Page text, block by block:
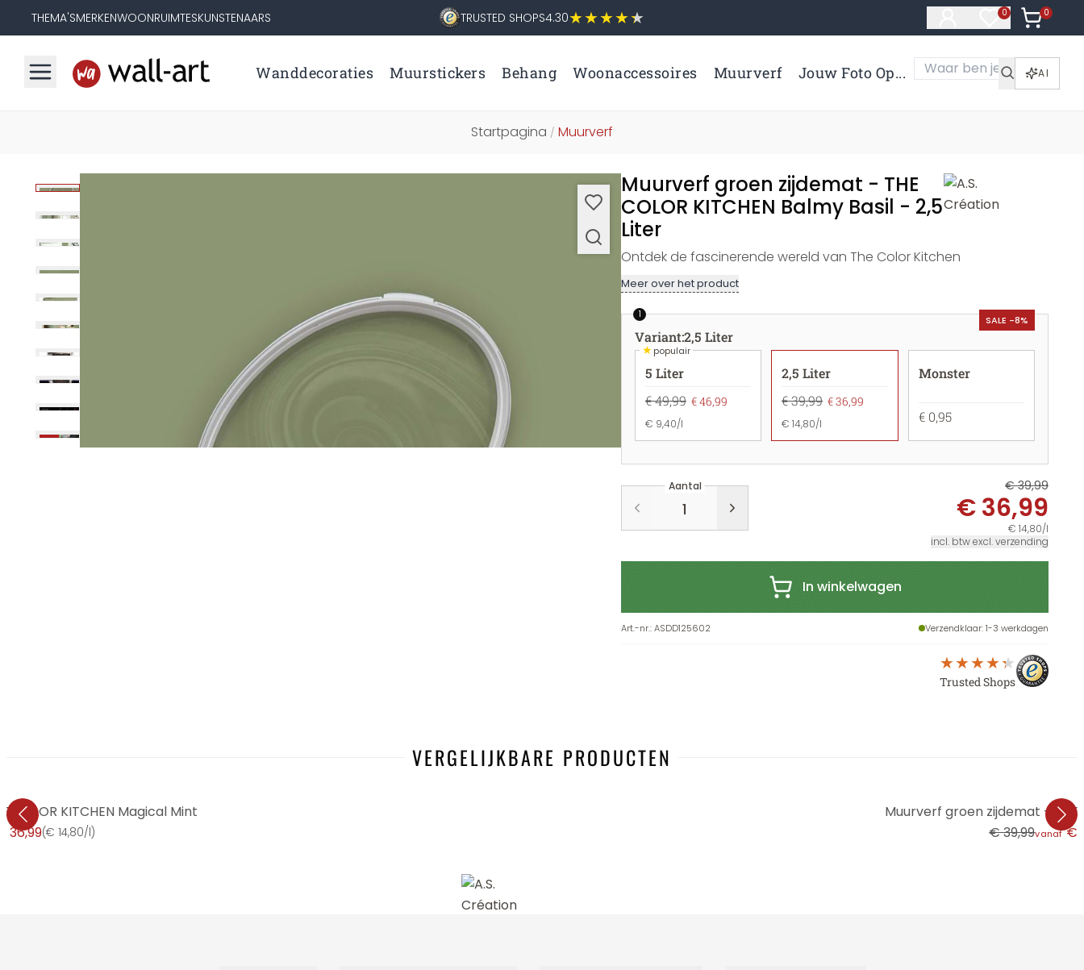
THEMA'SMERKENWOONRUIMTESKUNSTENAARS TRUSTED SHOPS4.30 0
Artikelen in
0
Artikelen
Wanddecoraties Muurstickers Behang Woonaccessoires Muurverf Jouw Foto Op... AI
Startpagina / Muurverf
Muurverf groen zijdemat - THE
COLOR KITCHEN Balmy Basil - 2,5
Liter
Ontdek de fascinerende wereld van The Color Kitchen
Meer over het product
SALE -8%
1
Variant:2,5 Liter
★populair
5 Liter
€ 49,99 € 46,99
€ 9,40/l
2,5 Liter
€ 39,99 € 36,99
€ 14,80/l
Monster
€ 0,95
Aantal € 39,99
€ 36,99
€ 14,80/l
incl. btw excl. verzending
In winkelwagen
Art.-nr.:ASDD125602 Verzendklaar: 1-3 werkdagen
Trusted Shops
VERGELIJKBARE PRODUCTEN
KITCHEN Magical Mint
36,99(€ 14,80/l)
Muurverf groen zijdemat - THE
€ 39,99vanaf €